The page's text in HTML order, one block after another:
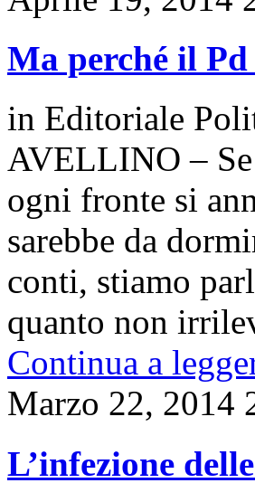
Ma perché il
in Editoriale
AVELLINO –
ogni fronte si
sarebbe da
conti, stiamo
quanto non
Continua a
Marzo 22, 2014
L’infezione